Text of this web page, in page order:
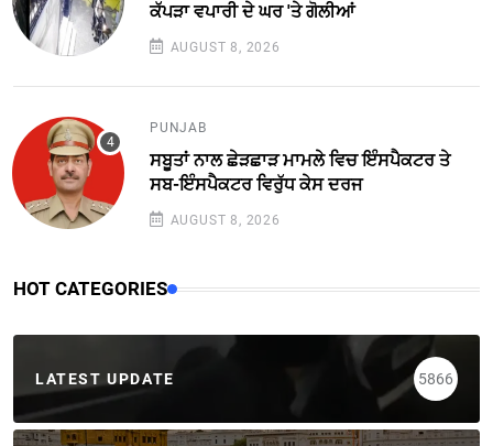
ਕੱਪੜਾ ਵਪਾਰੀ ਦੇ ਘਰ 'ਤੇ ਗੋਲੀਆਂ
AUGUST 8, 2026
PUNJAB
ਸਬੂਤਾਂ ਨਾਲ ਛੇੜਛਾੜ ਮਾਮਲੇ ਵਿਚ ਇੰਸਪੈਕਟਰ ਤੇ
ਸਬ-ਇੰਸਪੈਕਟਰ ਵਿਰੁੱਧ ਕੇਸ ਦਰਜ
AUGUST 8, 2026
HOT CATEGORIES
LATEST UPDATE 5866